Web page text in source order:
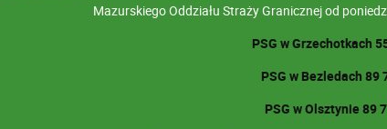
Mazurskiego Oddziału Straży Granicznej od
PSG w Grzechotkach
PSG w Bezledach 89
PSG w Olsztynie 89